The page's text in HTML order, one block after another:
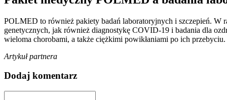
POLMED to również pakiety badań laboratoryjnych i szczepień. W
genetycznych, jak również diagnostykę COVID-19 i badania dla
wieloma chorobami, a także ciężkimi powikłaniami po ich przebyciu.
Artykuł partnera
Dodaj komentarz